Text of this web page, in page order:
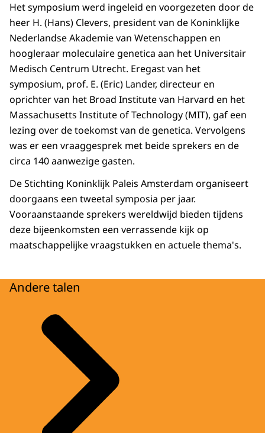
Het symposium werd ingeleid en voorgezeten door de
heer H. (Hans) Clevers, president van de Koninklijke
Nederlandse Akademie van Wetenschappen en
hoogleraar moleculaire genetica aan het Universitair
Medisch Centrum Utrecht. Eregast van het
symposium, prof. E. (Eric) Lander, directeur en
oprichter van het Broad Institute van Harvard en het
Massachusetts Institute of Technology (MIT), gaf een
lezing over de toekomst van de genetica. Vervolgens
was er een vraaggesprek met beide sprekers en de
circa 140 aanwezige gasten.
De Stichting Koninklijk Paleis Amsterdam organiseert
doorgaans een tweetal symposia per jaar.
Vooraanstaande sprekers wereldwijd bieden tijdens
deze bijeenkomsten een verrassende kijk op
maatschappelijke vraagstukken en actuele thema's.
Andere talen